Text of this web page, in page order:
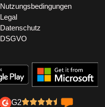
Nutzungsbedingungen
Legal
Datenschutz
DSGVO
G2